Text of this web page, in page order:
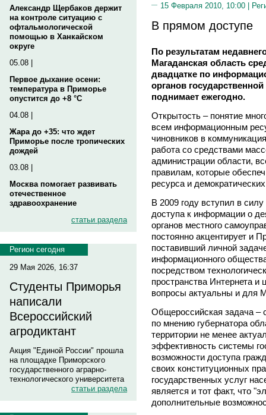
Александр Щербаков держит
на контроле ситуацию с
офтальмологической
помощью в Ханкайском
округе
05.08 |
Первое дыхание осени:
температура в Приморье
опустится до +8 °C
04.08 |
Жара до +35: что ждет
Приморье после тропических
дождей
03.08 |
Москва помогает развивать
отечественное
здравоохранение
статьи раздела
Регион сегодня
29 Мая 2026, 16:37
Студенты Приморья
написали
Всероссийский
агродиктант
Акция "Единой России" прошла
на площадке Приморского
государственного аграрно-
технологического университета
статьи раздела
15 Февраля 2010, 10:00 |
В прямом доступе
По результатам
Магаданская область
двадцатке по
органов
поднимает ежегодно.
Открытость – понятие
всем информационным
чиновников в
работа со средствами
администрации области,
правилам, которые
ресурса и
В 2009 году вступил в
доступа к информации о
органов местного
постоянно акцентирует и
поставивший личной
информационного
посредством
пространства Интернета и
вопросы актуальны и для
Общероссийская задача –
по мнению губернатора
территории не менее
эффективность системы
возможности доступа
своих конституционных
государственных услуг
является и тот факт, что
дополнительные